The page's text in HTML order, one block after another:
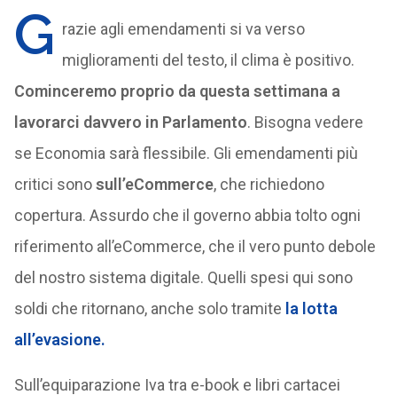
G razie agli emendamenti si va verso
miglioramenti del testo, il clima è positivo.
Cominceremo proprio da questa settimana a
lavorarci davvero in Parlamento. Bisogna vedere
se Economia sarà flessibile. Gli emendamenti più
critici sonosull’eCommerce, che richiedono
copertura. Assurdo che il governo abbia tolto ogni
riferimento all’eCommerce, che il vero punto debole
del nostro sistema digitale. Quelli spesi qui sono
soldi che ritornano, anche solo tramite la lotta
all’evasione.
Sull’equiparazione Iva tra e-book e libri cartacei